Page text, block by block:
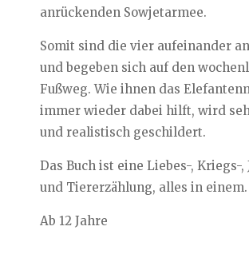
anrückenden Sowjetarmee.
Somit sind die vier aufeinander
und begeben sich auf den
Fußweg. Wie ihnen das
immer wieder dabei hilft, wird
und realistisch geschildert.
Das Buch ist eine Liebes-, Kriegs-,
und Tiererzählung, alles in einem.
Ab 12 Jahre